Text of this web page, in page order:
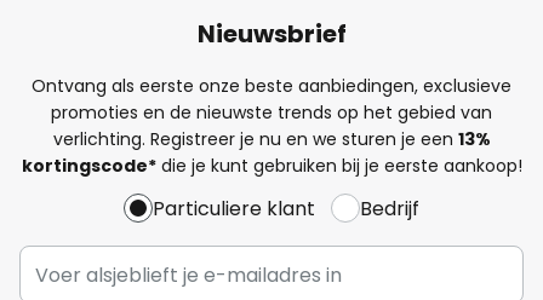
Nieuwsbrief
Ontvang als eerste onze beste aanbiedingen, exclusieve
promoties en de nieuwste trends op het gebied van
verlichting. Registreer je nu en we sturen je een 13%
kortingscode*die je kunt gebruiken bij je eerste aankoop!
Particuliere klant Bedrijf